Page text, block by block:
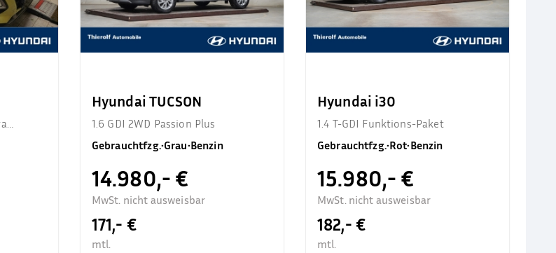
Hyundai TUCSON
1.6 GDI 2WD Passion Plus
Gebrauchtfzg.•Grau•Benzin
14.980,- €
MwSt. nicht ausweisbar
171,- €
mtl.
Hyundai i30
1.4 T-GDI Funktions-Paket
Gebrauchtfzg.•Rot•Benzin
15.980,- €
MwSt. nicht ausweisbar
182,- €
mtl.